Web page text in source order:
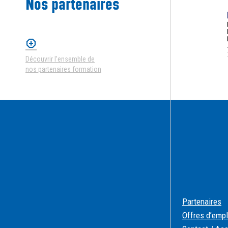
Découvrir l’ensemble de
nos partenaires formation
Partenaires
Offres